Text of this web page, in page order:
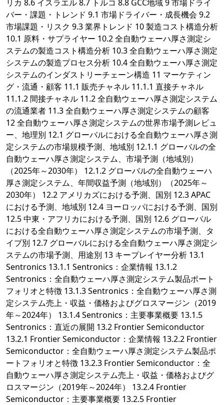
リカ 8.6 イスラエル 8.7 トルコ 8.8 GCC地域 9 市場ドライ
バー・課題・トレンド 9.1 市場ドライバー・成長機会 9.2
市場課題・リスク 9.3 業界トレンド 10 製造コスト構造分析
10.1 原料・サプライヤー 10.2 全自動ウェーハ厚さ測定シ
ステムの製造コスト構造分析 10.3 全自動ウェーハ厚さ測定
システムの製造プロセス分析 10.4 全自動ウェーハ厚さ測定
システムのインダストリーチェーン構造 11 マーケティン
グ・流通・顧客 11.1 販売チャネル 11.1.1 直接チャネル
11.1.2 間接チャネル 11.2 全自動ウェーハ厚さ測定システム
の流通業者 11.3 全自動ウェーハ厚さ測定システムの顧客
12 全自動ウェーハ厚さ測定システムの世界市場予測レビュ
ー、地理別 12.1 グローバルにおける全自動ウェーハ厚さ測
定システムの市場規模予測、地域別 12.1.1 グローバルの全
自動ウェーハ厚さ測定システム、市場予測（地域別）
（2025年～2030年） 12.1.2 グローバルの全自動ウェーハ
厚さ測定システム、年間収益予測（地域別）（2025年～
2030年） 12.2 アメリカズにおける予測、国別 12.3 APAC
における予測、地域別 12.4 ヨーロッパにおける予測、国別
12.5 中東・アフリカにおける予測、国別 12.6 グローバル
における全自動ウェーハ厚さ測定システムの市場予測、タ
イプ別 12.7 グローバルにおける全自動ウェーハ厚さ測定シ
ステムの市場予測、用途別 13 キープレイヤー分析 13.1
Sentronics 13.1.1 Sentronics：企業情報 13.1.2
Sentronics：全自動ウェーハ厚さ測定システム製品ポート
フォリオと特徴 13.1.3 Sentronics：全自動ウェーハ厚さ測
定システム売上・収益・価格およびグロスマージン（2019
年～2024年） 13.1.4 Sentronics：主要事業概要 13.1.5
Sentronics：直近の展開 13.2 Frontier Semiconductor
13.2.1 Frontier Semiconductor：企業情報 13.2.2 Frontier
Semiconductor：全自動ウェーハ厚さ測定システム製品ポ
ートフォリオと特徴 13.2.3 Frontier Semiconductor：全
自動ウェーハ厚さ測定システム売上・収益・価格およびグ
ロスマージン（2019年～2024年） 13.2.4 Frontier
Semiconductor：主要事業概要 13.2.5 Frontier